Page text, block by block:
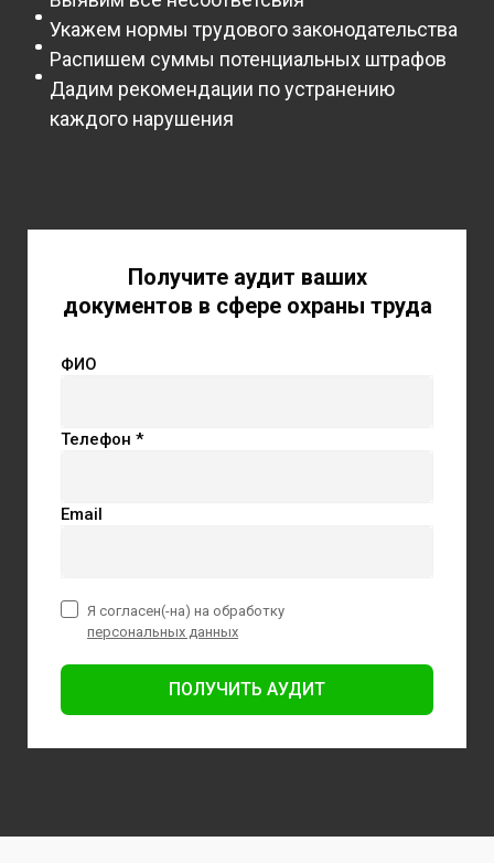
Укажем нормы трудового законодательства
Распишем суммы потенциальных штрафов
Дадим рекомендации по устранению
каждого нарушения
Получите аудит ваших
документов в сфере охраны труда
ФИО
Телефон *
Email
ПОЛУЧИТЬ АУДИТ
Я согласен(-на) на обработку
персональных данных